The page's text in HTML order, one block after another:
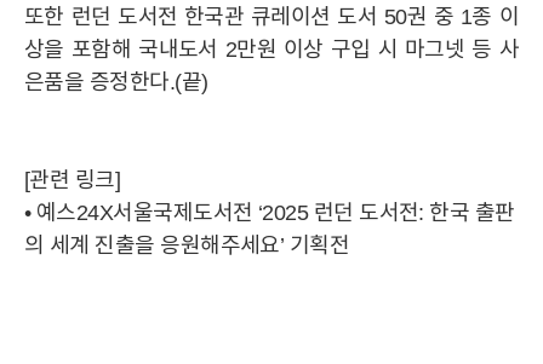
또한 런던 도서전 한국관 큐레이션 도서 50권 중 1종 이
상을 포함해 국내도서 2만원 이상 구입 시 마그넷 등 사
은품을 증정한다.(끝)
[관련 링크]
• 예스24X서울국제도서전 ‘2025 런던 도서전: 한국 출판
의 세계 진출을 응원해주세요’ 기획전